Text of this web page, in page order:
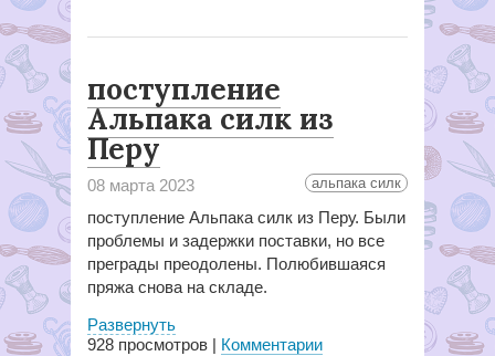
поступление
Альпака силк из
Перу
08 марта 2023 альпака силк
поступление Альпака силк из Перу. Были
проблемы и задержки поставки, но все
преграды преодолены. Полюбившаяся
пряжа снова на складе.
Развернуть
928 просмотров | Комментарии